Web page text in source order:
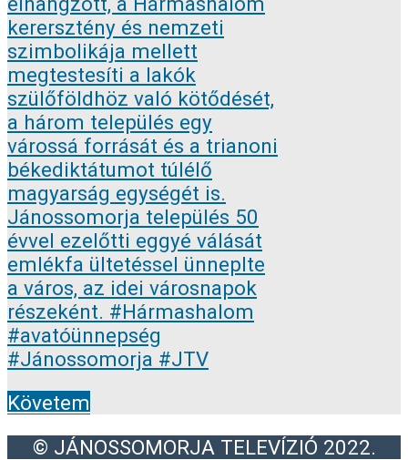
Követem
© JÁNOSSOMORJA TELEVÍZIÓ 2022.